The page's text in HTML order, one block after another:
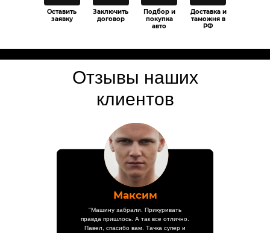
Оставить
заявку
Заключить
договор
Подбор и
покупка
авто
Доставка и
таможня в
РФ
Отзывы наших
клиентов
Максим
"Машину забрали. Прикуривать
правда пришлось. А так все отлично.
Павел, спасибо вам. Тачка супер и